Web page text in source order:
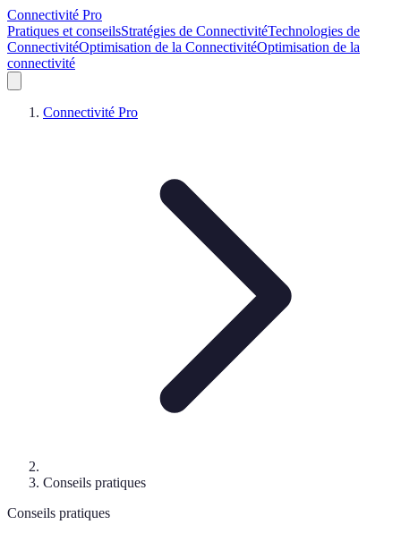
Connectivité Pro
Pratiques et conseilsStratégies de ConnectivitéTechnologies de
ConnectivitéOptimisation de la ConnectivitéOptimisation de la
connectivité
Connectivité Pro
Conseils pratiques
Conseils pratiques